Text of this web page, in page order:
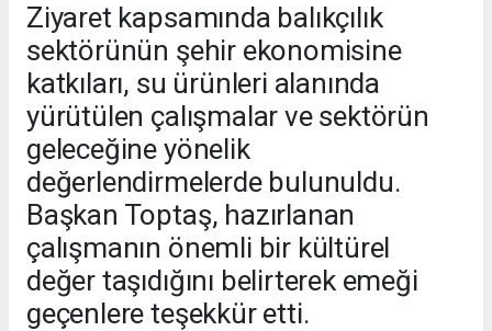
Ziyaret kapsamında balıkçılık
sektörünün şehir ekonomisine
katkıları, su ürünleri alanında
yürütülen çalışmalar ve sektörün
geleceğine yönelik
değerlendirmelerde bulunuldu.
Başkan Toptaş, hazırlanan
çalışmanın önemli bir kültürel
değer taşıdığını belirterek emeği
geçenlere teşekkür etti.